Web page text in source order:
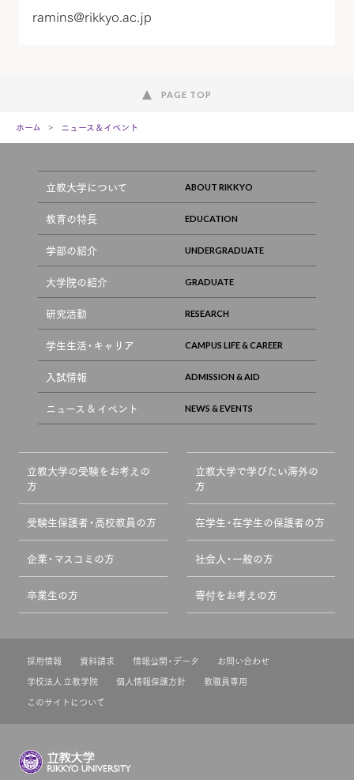
ramins@rikkyo.ac.jp
PAGE TOP
ホーム ニュース＆イベント
立教大学について
教育の特長
学部の紹介
大学院の紹介
研究活動
学生生活・キャリア
入試情報
ニュース & イベント
立教大学の受験をお考えの
方
立教大学で学びたい海外の
方
受験生保護者・高校教員の方 在学生・在学生の保護者の方
企業・マスコミの方 社会人・一般の方
卒業生の方 寄付をお考えの方
採用情報 資料請求 情報公開・データ
お問い合わせ
学校法人 立教学院
個人情報保護方針
教職員専用
このサイトについて